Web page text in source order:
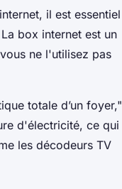
il est essentiel
box internet est un
ne l'utilisez pas
totale d’un foyer,"
d'électricité, ce qui
les décodeurs TV